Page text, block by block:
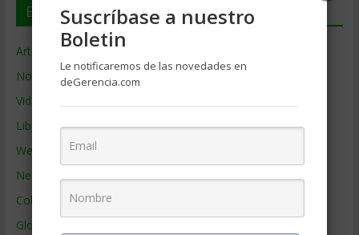
En deGerencia.com
Artículos de Gerencia
Noticias de Gerencia
Videos de Gerencia
Libros de Gerencia
Webs de Gerencia
Negocios por País
Colaboradores de Gerencia
Glosario
Suscríbase a nuestro
Boletin
Le notificaremos de las novedades en
deGerencia.com